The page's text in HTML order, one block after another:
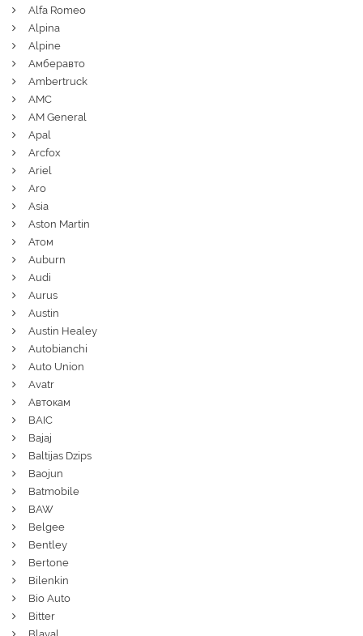
Alfa Romeo
Alpina
Alpine
Амберавто
Ambertruck
AMC
AM General
Apal
Arcfox
Ariel
Aro
Asia
Aston Martin
Атом
Auburn
Audi
Aurus
Austin
Austin Healey
Autobianchi
Auto Union
Avatr
Автокам
BAIC
Bajaj
Baltijas Dzips
Baojun
Batmobile
BAW
Belgee
Bentley
Bertone
Bilenkin
Bio Auto
Bitter